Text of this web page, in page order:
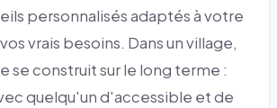
personnalisés adaptés à votre
vrais besoins. Dans un village,
se construit sur le long terme :
quelqu'un d'accessible et de